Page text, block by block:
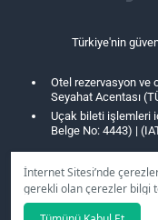
İnternet Sitesi’nde
gerekli olan çerezler bilgi
kullanılmaktadır.
Türkiye'nin
Otel rezervasyon ve
Seyahat Acentası
Uçak bileti işlemleri
Belge No: 4443) |